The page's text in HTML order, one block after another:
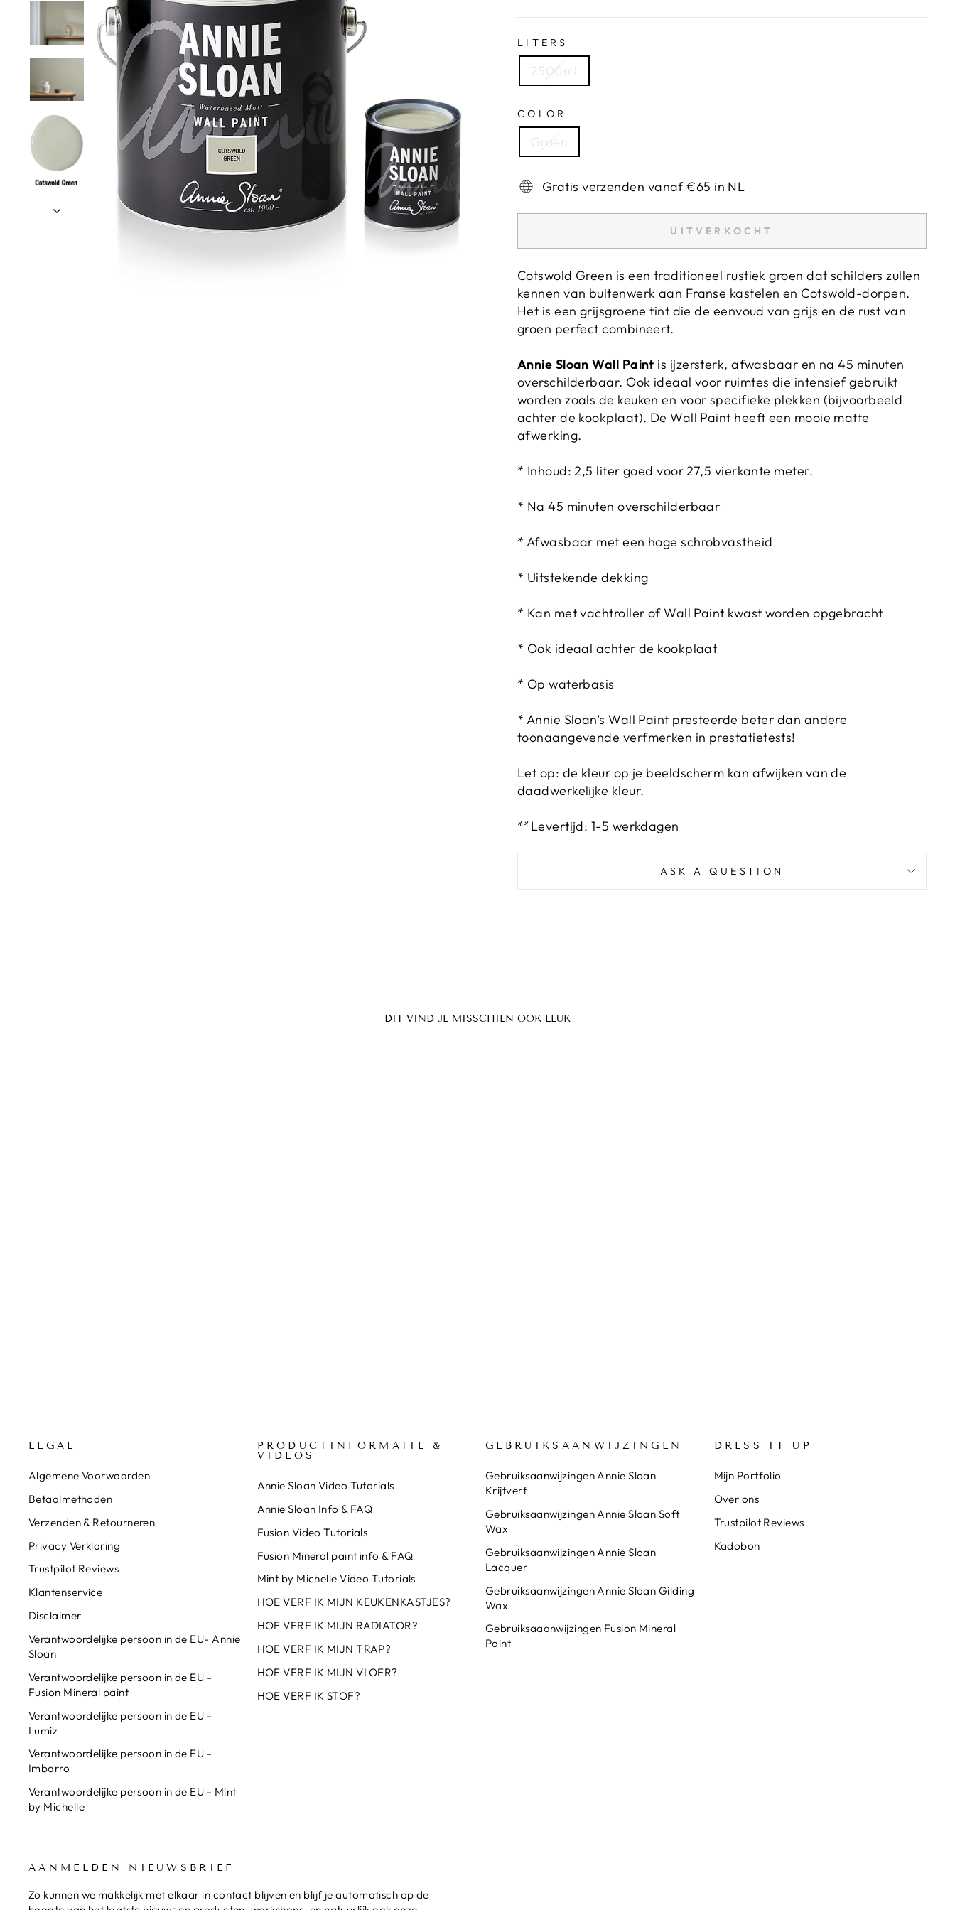
LITERS
2500ml
COLOR
Groen
Gratis verzenden vanaf €65 in NL
UITVERKOCHT
Cotswold Green is een traditioneel rustiek groen dat schilders zullen
kennen van buitenwerk aan Franse kastelen en Cotswold-dorpen.
Het is een grijsgroene tint die de eenvoud van grijs en de rust van
groen perfect combineert.
Annie Sloan Wall Paint is ijzersterk, afwasbaar en na 45 minuten
overschilderbaar. Ook ideaal voor ruimtes die intensief gebruikt
worden zoals de keuken en voor specifieke plekken (bijvoorbeeld
achter de kookplaat). De Wall Paint heeft een mooie matte
afwerking.
* Inhoud: 2,5 liter goed voor 27,5 vierkante meter.
* Na 45 minuten overschilderbaar
* Afwasbaar met een hoge schrobvastheid
* Uitstekende dekking
* Kan met vachtroller of Wall Paint kwast worden opgebracht
* Ook ideaal achter de kookplaat
* Op waterbasis
* Annie Sloan’s Wall Paint presteerde beter dan andere
toonaangevende verfmerken in prestatietests!
Let op: de kleur op je beeldscherm kan afwijken van de
daadwerkelijke kleur.
**Levertijd: 1-5 werkdagen
ASK A QUESTION
DIT VIND JE MISSCHIEN OOK LEUK
LEGAL
Algemene Voorwaarden
Betaalmethoden
Verzenden & Retourneren
Privacy Verklaring
Trustpilot Reviews
Klantenservice
Disclaimer
Verantwoordelijke persoon in de EU- Annie
Sloan
Verantwoordelijke persoon in de EU -
Fusion Mineral paint
Verantwoordelijke persoon in de EU -
Lumiz
Verantwoordelijke persoon in de EU -
Imbarro
Verantwoordelijke persoon in de EU - Mint
by Michelle
PRODUCTINFORMATIE &
VIDEOS
Annie Sloan Video Tutorials
Annie Sloan Info & FAQ
Fusion Video Tutorials
Fusion Mineral paint info & FAQ
Mint by Michelle Video Tutorials
HOE VERF IK MIJN KEUKENKASTJES?
HOE VERF IK MIJN RADIATOR?
HOE VERF IK MIJN TRAP?
HOE VERF IK MIJN VLOER?
HOE VERF IK STOF?
GEBRUIKSAANWIJZINGEN
Gebruiksaanwijzingen Annie Sloan
Krijtverf
Gebruiksaanwijzingen Annie Sloan Soft
Wax
Gebruiksaanwijzingen Annie Sloan
Lacquer
Gebruiksaanwijzingen Annie Sloan Gilding
Wax
Gebruiksaaanwijzingen Fusion Mineral
Paint
DRESS IT UP
Mijn Portfolio
Over ons
Trustpilot Reviews
Kadobon
AANMELDEN NIEUWSBRIEF
Zo kunnen we makkelijk met elkaar in contact blijven en blijf je automatisch op de